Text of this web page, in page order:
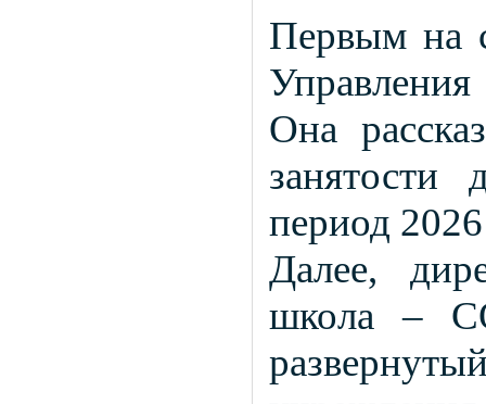
Первым на
Она
занятости
период
Далее,
школа –